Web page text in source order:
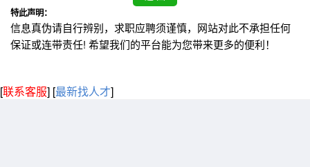
特此声明：
信息真伪请自行辨别，求职应聘须谨慎，网站对此不承担任何
保证或连带责任! 希望我们的平台能为您带来更多的便利！
[联系客服] [最新找人才]